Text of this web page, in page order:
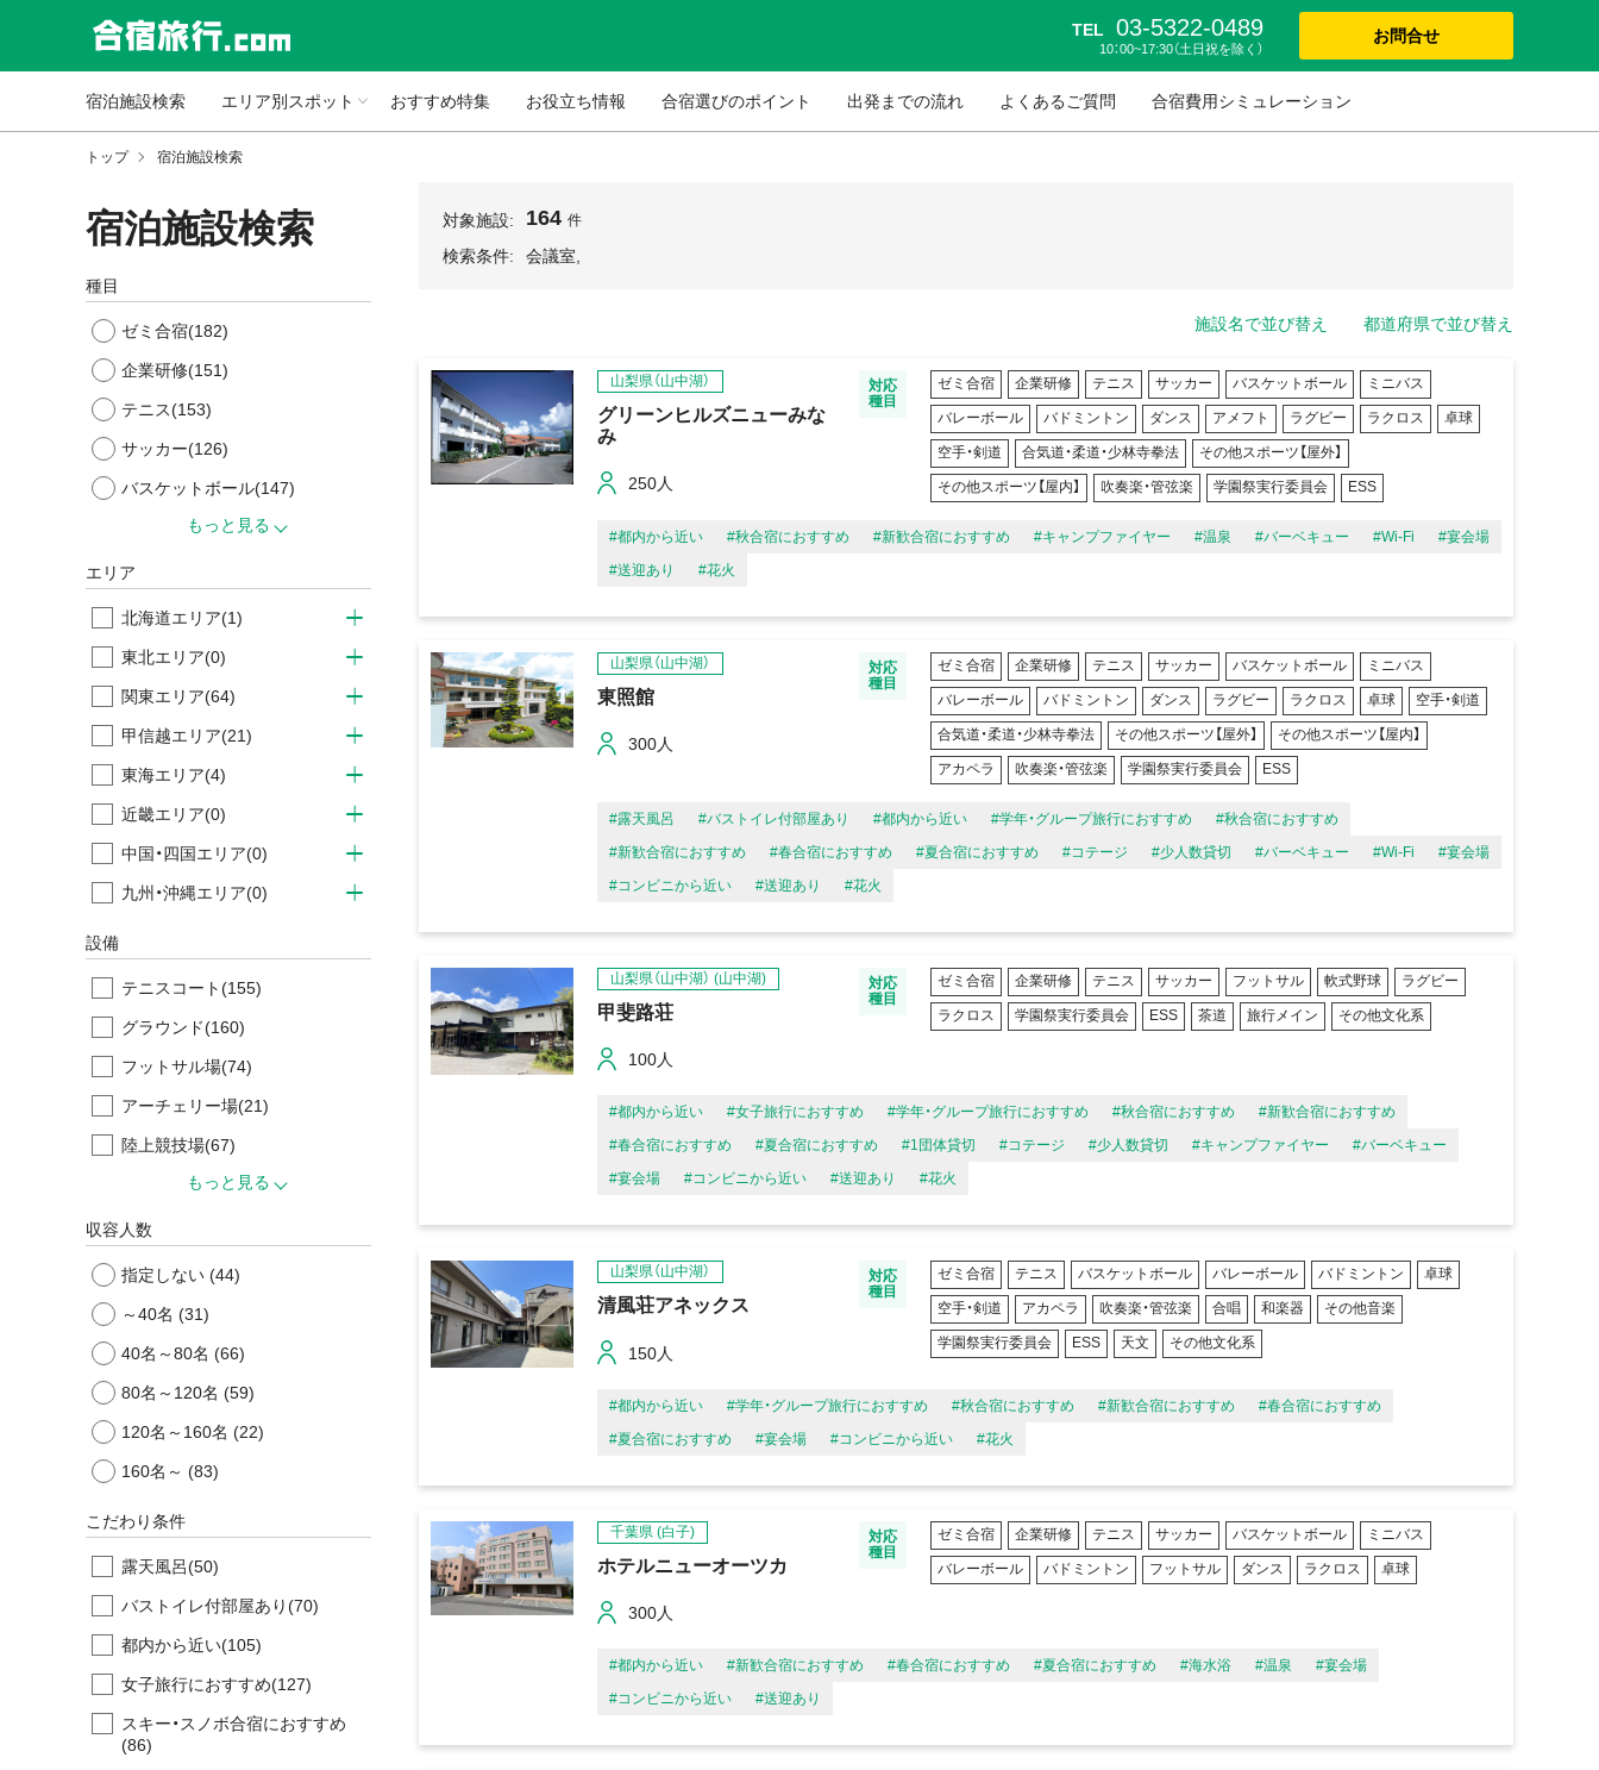
TEL 03-5322-0489
10：00~17:30（土日祝を除く）
お問合せ
宿泊施設検索 エリア別スポット おすすめ特集 お役立ち情報 合宿選びのポイント 出発までの流れ よくあるご質問 合宿費用シミュレーション
トップ 宿泊施設検索
宿泊施設検索
種目
ゼミ合宿(182)
企業研修(151)
テニス(153)
サッカー(126)
バスケットボール(147)
もっと見る
エリア
北海道エリア(1)
東北エリア(0)
関東エリア(64)
甲信越エリア(21)
東海エリア(4)
近畿エリア(0)
中国・四国エリア(0)
九州・沖縄エリア(0)
設備
テニスコート(155)
グラウンド(160)
フットサル場(74)
アーチェリー場(21)
陸上競技場(67)
もっと見る
収容人数
指定しない (44)
～40名 (31)
40名～80名 (66)
80名～120名 (59)
120名～160名 (22)
160名～ (83)
こだわり条件
露天風呂(50)
バストイレ付部屋あり(70)
都内から近い(105)
女子旅行におすすめ(127)
スキー・スノボ合宿におすすめ
(86)
対象施設: 164 件
検索条件: 会議室,
施設名で並び替え 都道府県で並び替え
山梨県（山中湖）
グリーンヒルズニューみな
み
250人
対応
種目
ゼミ合宿 企業研修 テニス サッカー バスケットボール ミニバス
バレーボール バドミントン ダンス アメフト ラグビー ラクロス 卓球
空手・剣道 合気道・柔道・少林寺拳法 その他スポーツ【屋外】
その他スポーツ【屋内】 吹奏楽・管弦楽 学園祭実行委員会 ESS
#都内から近い #秋合宿におすすめ #新歓合宿におすすめ #キャンプファイヤー #温泉 #バーベキュー #Wi-Fi
#宴会場
#送迎あり
#花火
山梨県（山中湖）
東照館
300人
対応
種目
ゼミ合宿 企業研修 テニス サッカー バスケットボール ミニバス
バレーボール バドミントン ダンス ラグビー ラクロス 卓球 空手・剣道
合気道・柔道・少林寺拳法 その他スポーツ【屋外】 その他スポーツ【屋内】
アカペラ 吹奏楽・管弦楽 学園祭実行委員会 ESS
#露天風呂 #バストイレ付部屋あり #都内から近い #学年・グループ旅行におすすめ
#秋合宿におすすめ
#新歓合宿におすすめ
#春合宿におすすめ #夏合宿におすすめ #コテージ #少人数貸切 #バーベキュー #Wi-Fi
#宴会場
#コンビニから近い
#送迎あり #花火
山梨県（山中湖） (山中湖)
甲斐路荘
100人
対応
種目
ゼミ合宿 企業研修 テニス サッカー フットサル 軟式野球 ラグビー
ラクロス 学園祭実行委員会 ESS 茶道 旅行メイン その他文化系
#都内から近い #女子旅行におすすめ #学年・グループ旅行におすすめ #秋合宿におすすめ
#新歓合宿におすすめ
#春合宿におすすめ
#夏合宿におすすめ #1団体貸切 #コテージ #少人数貸切 #キャンプファイヤー
#バーベキュー
#宴会場
#コンビニから近い #送迎あり #花火
山梨県（山中湖）
清風荘アネックス
150人
対応
種目
ゼミ合宿 テニス バスケットボール バレーボール バドミントン 卓球
空手・剣道 アカペラ 吹奏楽・管弦楽 合唱 和楽器 その他音楽
学園祭実行委員会 ESS 天文 その他文化系
#都内から近い #学年・グループ旅行におすすめ #秋合宿におすすめ #新歓合宿におすすめ
#春合宿におすすめ
#夏合宿におすすめ
#宴会場 #コンビニから近い #花火
千葉県 (白子)
ホテルニューオーツカ
300人
対応
種目
ゼミ合宿 企業研修 テニス サッカー バスケットボール ミニバス
バレーボール バドミントン フットサル ダンス ラクロス 卓球
#都内から近い #新歓合宿におすすめ #春合宿におすすめ #夏合宿におすすめ #海水浴 #温泉
#宴会場
#コンビニから近い
#送迎あり